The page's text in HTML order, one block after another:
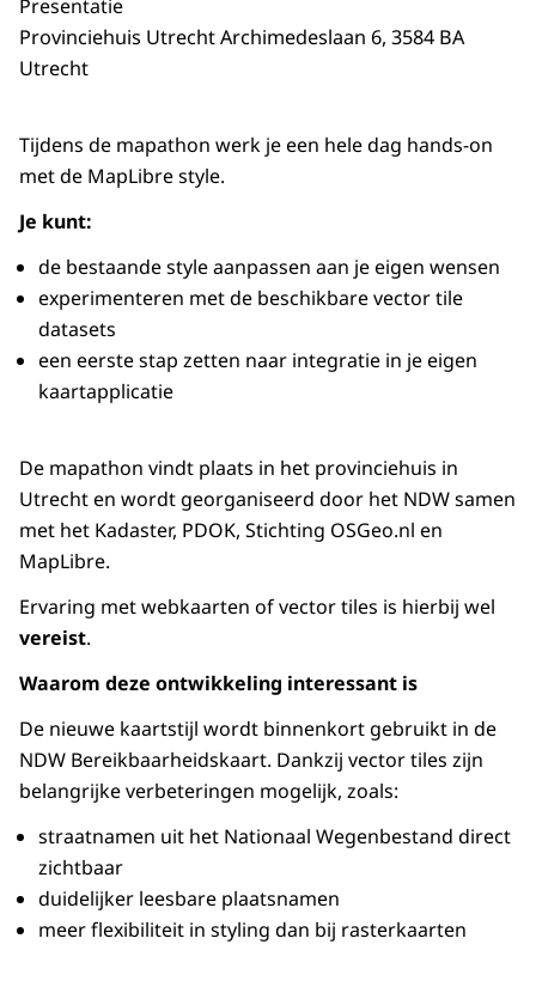
Presentatie
Provinciehuis Utrecht Archimedeslaan 6, 3584 BA
Utrecht
Tijdens de mapathon werk je een hele dag hands-on
met de MapLibre style.
Je kunt:
de bestaande style aanpassen aan je eigen wensen
experimenteren met de beschikbare vector tile
datasets
een eerste stap zetten naar integratie in je eigen
kaartapplicatie
De mapathon vindt plaats in het provinciehuis in
Utrecht en wordt georganiseerd door het NDW samen
met het Kadaster, PDOK, Stichting OSGeo.nl en
MapLibre.
Ervaring met webkaarten of vector tiles is hierbij wel
vereist.
Waarom deze ontwikkeling interessant is
De nieuwe kaartstijl wordt binnenkort gebruikt in de
NDW Bereikbaarheidskaart. Dankzij vector tiles zijn
belangrijke verbeteringen mogelijk, zoals:
straatnamen uit het Nationaal Wegenbestand direct
zichtbaar
duidelijker leesbare plaatsnamen
meer flexibiliteit in styling dan bij rasterkaarten